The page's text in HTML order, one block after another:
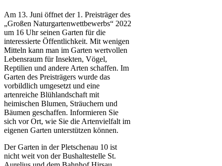
Am 13. Juni öffnet der 1. Preisträger des
„Großen Naturgartenwettbewerbs“ 2022
um 16 Uhr seinen Garten für die
interessierte Öffentlichkeit. Mit wenigen
Mitteln kann man im Garten wertvollen
Lebensraum für Insekten, Vögel,
Reptilien und andere Arten schaffen. Im
Garten des Preisträgers wurde das
vorbildlich umgesetzt und eine
artenreiche Blühlandschaft mit
heimischen Blumen, Sträuchern und
Bäumen geschaffen. Informieren Sie
sich vor Ort, wie Sie die Artenvielfalt im
eigenen Garten unterstützen können.
Der Garten in der Pletschenau 10 ist
nicht weit von der Bushaltestelle St.